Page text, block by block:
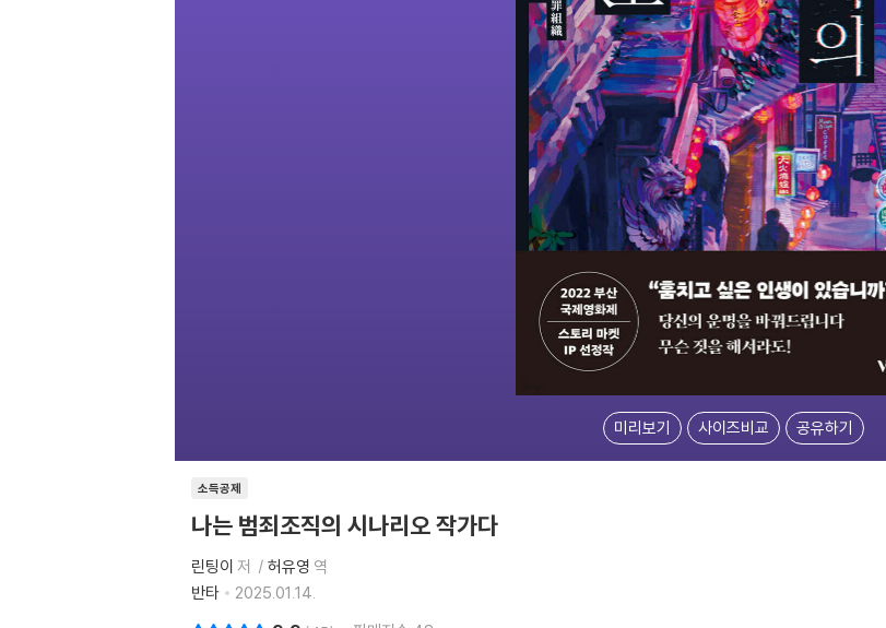
미리보기 사이즈비교 공유하기
소득공제
나는 범죄조직의 시나리오 작가다
린팅이 저 허유영 역
반타
2025.01.14.